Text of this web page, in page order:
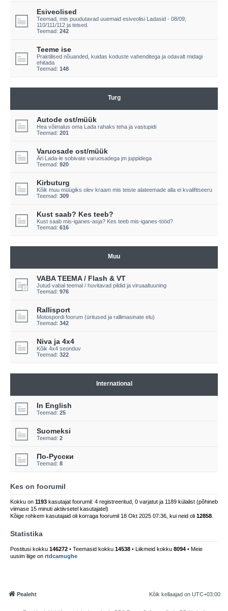
Esiveolised
Teemad, mis puudutavad uuemaid esiveolisi Ladasid - 08/09;
110/111/112 ja teised.
Teemad: 242
Teeme ise
Praktilised nõuanded, kuidas koduste vahenditega ja odavalt midagi
ehitada
Teemad: 148
Turg
Autode ost/müük
Hea võimalus oma Lada rahaks teha ja vastupidi
Teemad: 201
Varuosade ost/müük
Äri Lada-le sobivate varuosadega jm juppidega
Teemad: 920
Kirbuturg
Kõik muu müügiks olev kraam mis teiste alateemade alla ei kvalifitseeru
Teemad: 309
Kust saab? Kes teeb?
Kust saab mis-iganes-asja? Kes teeb mis-iganes-tööd?
Teemad: 616
Muu
VABA TEEMA / Flash & VT
Jutud vabal teemal / huvitavad pildid ja viruaaltuuning
Teemad: 976
Rallisport
Motospordi foorum (üritused ja rallimasinate elu)
Teemad: 342
Niva ja 4x4
Kõik 4x4 seonduv
Teemad: 322
International
In English
Teemad: 25
Suomeksi
Teemad: 2
По-Русски
Teemad: 8
Kes on foorumil
Kokku on 1193 kasutajat foorumil: 4 registreeritud, 0 varjatut ja 1189 külalist (põhineb
viimase 15 minuti aktiivsetel kasutajatel)
Kõige rohkem kasutajaid oli korraga foorumil 18 Okt 2025 07:36, kui neid oli 12858
Statistika
Postitusi kokku 146272 • Teemasid kokku 14538 • Liikmeid kokku 8094 • Meie
uusim liige on rtdcamughe
Pealeht Kõik kellaajad on UTC+03:00